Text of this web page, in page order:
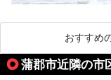
おすすめ
蒲郡市近隣の市